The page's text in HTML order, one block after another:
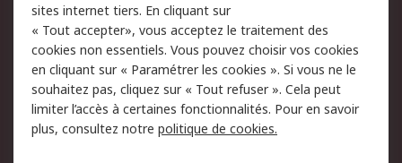
Legal
Politique de cookies
Sécurité des e-mails
Politique de protection
des données - Mise à
jour
Conditions générales
de vente
sites internet tiers. En cliquant sur
« Tout accepter», vous acceptez le traitement des
cookies non essentiels. Vous pouvez choisir vos cookies
en cliquant sur « Paramétrer les cookies ». Si vous ne le
souhaitez pas, cliquez sur « Tout refuser ». Cela peut
limiter l’accès à certaines fonctionnalités. Pour en savoir
plus, consultez notre politique de cookies.